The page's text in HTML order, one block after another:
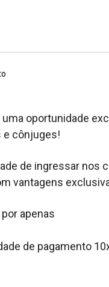
oportunidade
e cônjuges!
de ingressar nos
vantagens
apenas
de pagamento